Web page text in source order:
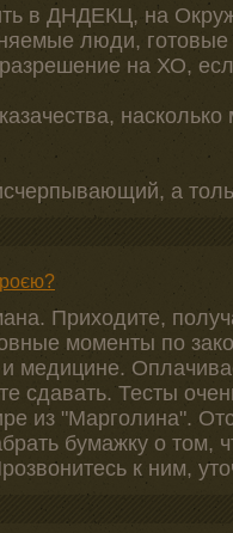
в ДНДЕКЦ, на
люди, готовые
разрешение на ХО,
а
Приходите,
моменты по
и медицине.
сдавать. Тесты
из "Марголина".
бумажку о том,
к ним,